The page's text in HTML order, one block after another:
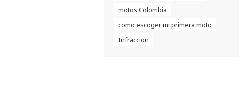
motos Colombia
como escoger mi primera moto
Infraccion